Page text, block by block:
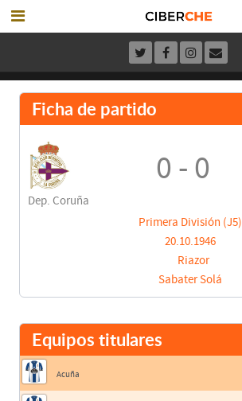
Ficha de partido
Dep. Coruña
0 - 0
Primera División (J5)
20.10.1946
Riazor
Sabater Solá
Equipos titulares
Acuña